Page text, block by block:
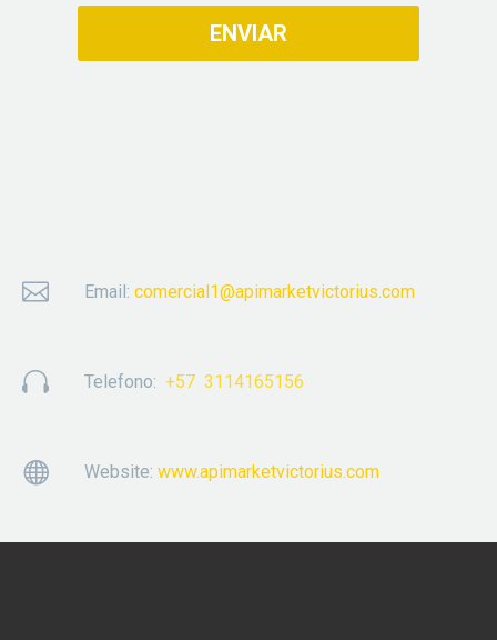

 Email: comercial1@apimarketvictorius.com

 Telefono: +57 3114165156

 Website: www.apimarketvictorius.com